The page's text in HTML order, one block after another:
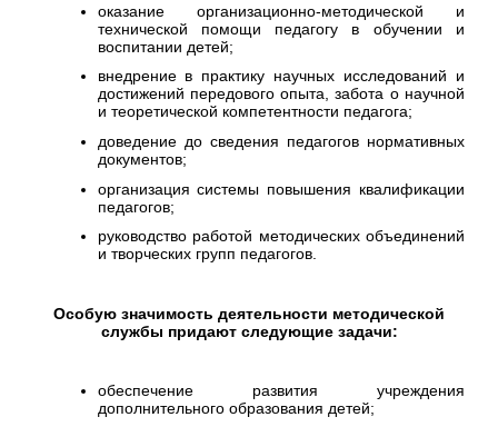
оказание организационно-методической и
технической помощи педагогу в обучении и
воспитании детей;
внедрение в практику научных исследований и
достижений передового опыта, забота о научной
и теоретической компетентности педагога;
доведение до сведения педагогов нормативных
документов;
организация системы повышения квалификации
педагогов;
руководство работой методических объединений
и творческих групп педагогов.
Особую значимость деятельности методической
службы придают следующие задачи:
обеспечение развития учреждения
дополнительного образования детей;